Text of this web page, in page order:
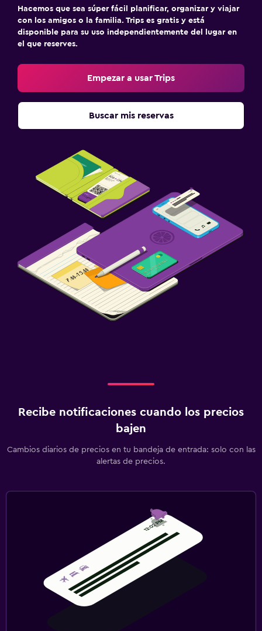
Hacemos que sea súper fácil planificar, organizar y viajar
con los amigos o la familia. Trips es gratis y está
disponible para su uso independientemente del lugar en
el que reserves.
Empezar a usar Trips
Buscar mis reservas
Recibe notificaciones cuando los precios
bajen
Cambios diarios de precios en tu bandeja de entrada: solo con las
alertas de precios.